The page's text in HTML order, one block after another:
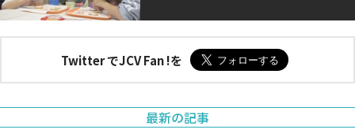
Twitter でJCV Fan !を
最新の記事